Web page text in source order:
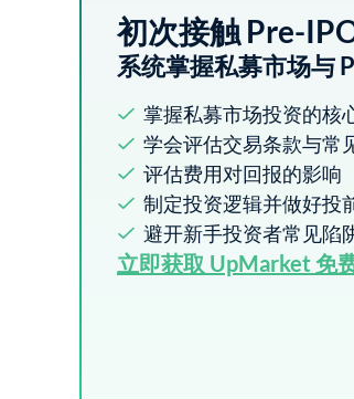
初次接触 Pre-
系统掌握私募市场与
掌握私募市场投资的核
学会评估交易条款与常
评估费用对回报的影响
制定投资逻辑并做好投
避开新手投资者常见陷
立即获取 UpMarket 免